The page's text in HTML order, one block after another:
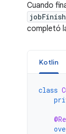
Cuando
completó
Kotlin
class